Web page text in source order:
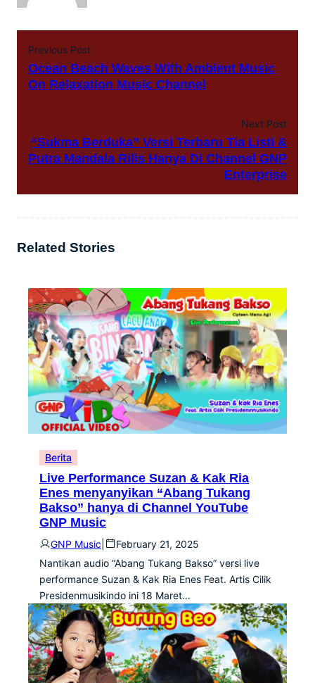
Previous Post
Ocean Beach Waves With Ambient Music
On Relaxation Music Channel
Next Post
“Sukma Berduka” Versi Terbaru Tia Listi &
Putra Mandala Rilis Hanya Di Channel GNP
Enterprise
Related Stories
Berita
Live Performance Suzan & Kak Ria
Enes menyanyikan “Abang Tukang
Bakso” hanya di Channel YouTube
GNP Music
GNP Music
February 21, 2025
Nantikan audio “Abang Tukang Bakso” versi live
performance Suzan & Kak Ria Enes Feat. Artis Cilik
Presidenmusikindo ini 18 Maret…